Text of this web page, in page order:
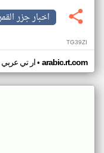
اخبار جزر
TG39ZI
ار تي عربي• arabic.rt.com